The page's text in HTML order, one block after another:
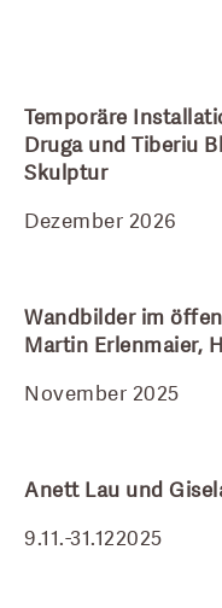
Temporäre
Druga und Tiberiu
Skulptur
Dezember 2026
Wandbilder im
Martin Erlenmaier,
November 2025
Anett Lau und
9.11.-31.122025